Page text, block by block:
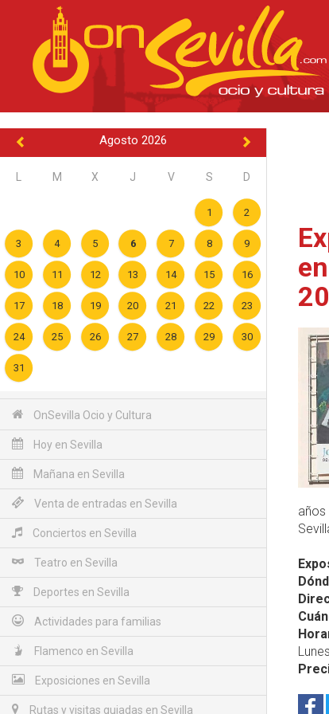
Agosto 2026
M X J V S D
1 2
3 4 5 6 7 8 9
10 11 12 13 14 15 16
17 18 19 20 21 22 23
24 25 26 27 28 29 30
31
OnSevilla Ocio y Cultura
Hoy en Sevilla
Mañana en Sevilla
Venta de entradas en Sevilla
Conciertos en Sevilla
Teatro en Sevilla
Deportes en Sevilla
Actividades para familias
Flamenco en Sevilla
Exposiciones en Sevilla
Rutas y visitas guiadas en Sevilla
años